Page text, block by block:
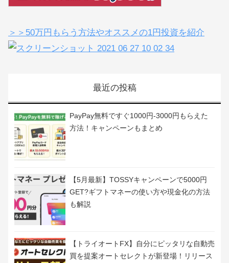
＞＞50万円もらう方法やオススメの1円投資を紹介
最近の投稿
PayPay無料ですぐ1000円-3000円もらえた
方法！キャンペーンもまとめ
【5月最新】TOSSYキャンペーンで5000円
GET?ギフトマネーの使い方や現金化の方法
も解説
【トライオートFX】自分にピッタリな自動売
買を提案オートセレクトが新登場！リリース